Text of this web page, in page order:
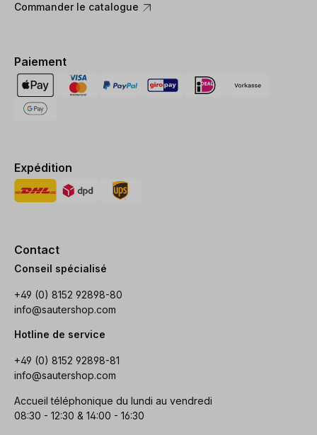
Commander le catalogue
Paiement
Expédition
Contact
Conseil spécialisé
+49 (0) 8152 92898-80
info@sautershop.com
Hotline de service
+49 (0) 8152 92898-81
info@sautershop.com
Accueil téléphonique du lundi au vendredi
08:30 - 12:30 & 14:00 - 16:30